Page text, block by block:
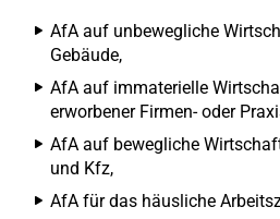
AfA auf unbewegliche
Gebäude,
AfA auf immaterielle
erworbener Firmen- oder
AfA auf bewegliche
und Kfz,
AfA für das häusliche